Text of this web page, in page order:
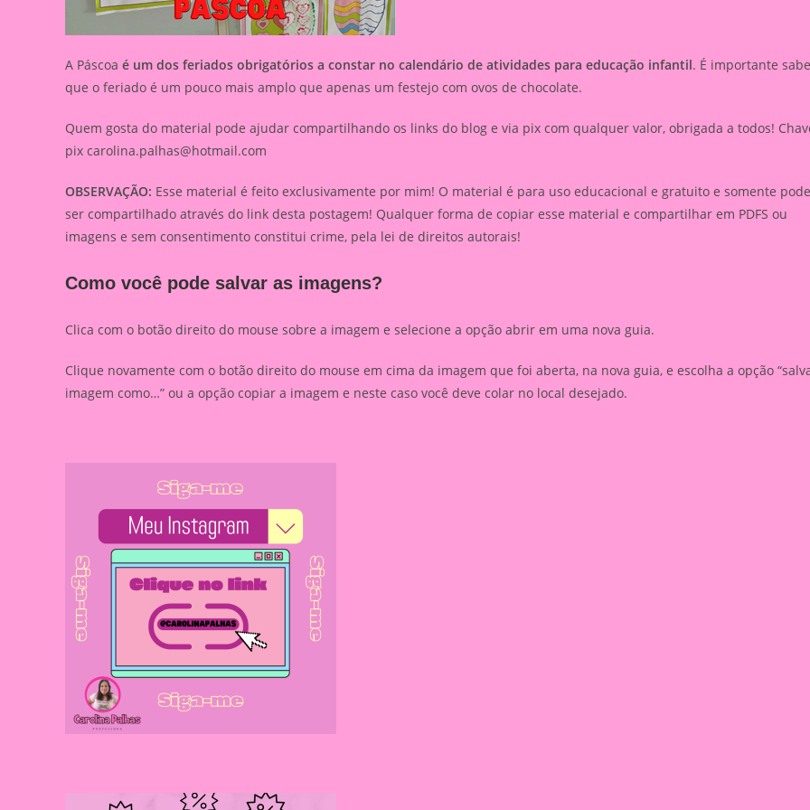
A Páscoa é um dos feriados obrigatórios a constar no calendário de atividades para educação infantil. É importante
que o feriado é um pouco mais amplo que apenas um festejo com ovos de chocolate.
Quem gosta do material pode ajudar compartilhando os links do blog e via pix com qualquer valor, obrigada a todos!
pix carolina.palhas@hotmail.com
OBSERVAÇÃO: Esse material é feito exclusivamente por mim! O material é para uso educacional e gratuito e somente pode
ser compartilhado através do link desta postagem! Qualquer forma de copiar esse material e compartilhar em PDFS ou
imagens e sem consentimento constitui crime, pela lei de direitos autorais!
Como você pode salvar as imagens?
Clica com o botão direito do mouse sobre a imagem e selecione a opção abrir em uma nova guia.
Clique novamente com o botão direito do mouse em cima da imagem que foi aberta, na nova guia, e escolha a opção
imagem como…” ou a opção copiar a imagem e neste caso você deve colar no local desejado.